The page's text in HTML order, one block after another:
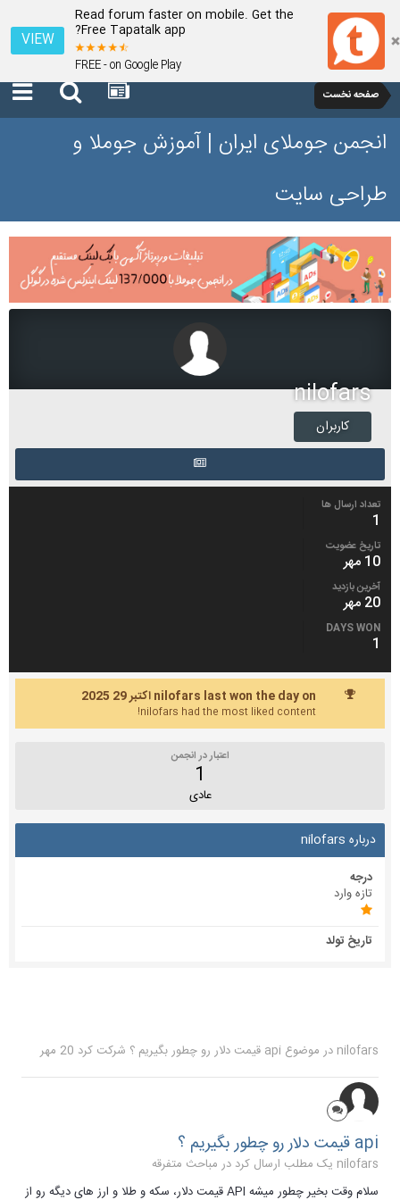
Read forum faster on mobile. Get the
Free Tapatalk app?
FREE - on Google Play
VIEW
صفحه نخست
انجمن جوملای ایران | آموزش جوملا و
طراحی سایت
nilofars
کاربران
تعداد ارسال ها
1
تاریخ عضویت
10 مهر
آخرین بازدید
20 مهر
DAYS WON
1
nilofars last won the day on اکتبر 29 2025
nilofars had the most liked content!
اعتبار در انجمن
1
عادی
درباره nilofars
درجه
تازه وارد
تاریخ تولد
nilofars در موضوع api قیمت دلار رو چطور بگیریم ؟ شرکت کرد 20 مهر
api قیمت دلار رو چطور بگیریم ؟
nilofars یک مطلب ارسال کرد در
مباحث متفرقه
سلام وقت بخیر چطور میشه API قیمت دلار، سکه و طلا و ارز های دیگه رو از